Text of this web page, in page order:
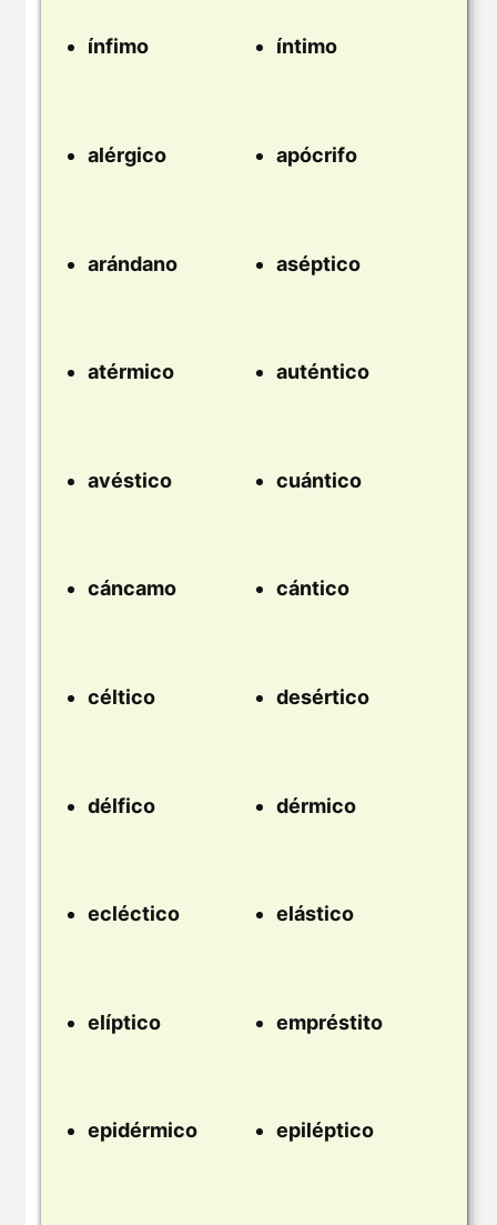
ínfimo íntimo
alérgico apócrifo
arándano aséptico
atérmico auténtico
avéstico cuántico
cáncamo cántico
céltico desértico
délfico dérmico
ecléctico elástico
elíptico empréstito
epidérmico epiléptico